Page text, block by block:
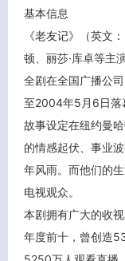
基本信息
《老友记》（英文
顿、丽莎·库卓等主
全剧在全国广播公
至2004年5月6日落
故事设定在纽约曼
的情感起伏、事业
年风雨。而他们的
电视观众。
本剧拥有广大的收
年度前十，曾创造